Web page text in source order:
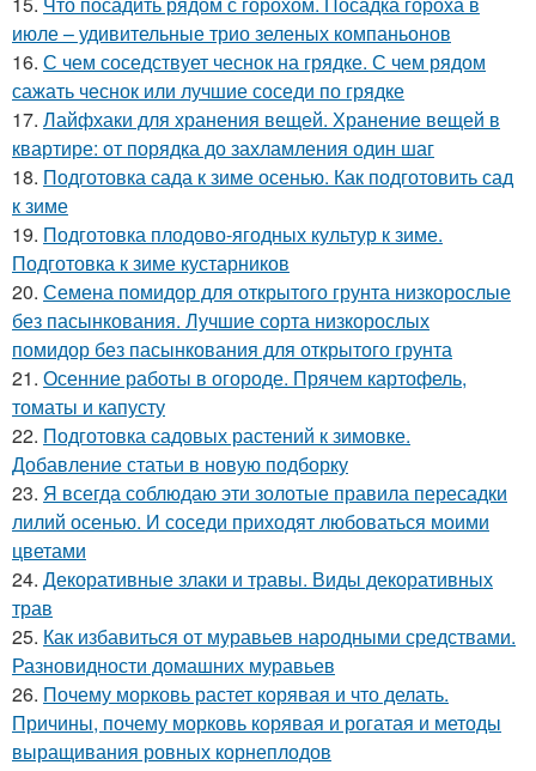
июле – удивительные трио зеленых компаньонов
16. С чем соседствует чеснок на грядке. С чем рядом
сажать чеснок или лучшие соседи по грядке
17. Лайфхаки для хранения вещей. Хранение вещей в
квартире: от порядка до захламления один шаг
18. Подготовка сада к зиме осенью. Как подготовить сад
к зиме
19. Подготовка плодово-ягодных культур к зиме.
Подготовка к зиме кустарников
20. Семена помидор для открытого грунта низкорослые
без пасынкования. Лучшие сорта низкорослых
помидор без пасынкования для открытого грунта
21. Осенние работы в огороде. Прячем картофель,
томаты и капусту
22. Подготовка садовых растений к зимовке.
Добавление статьи в новую подборку
23. Я всегда соблюдаю эти золотые правила пересадки
лилий осенью. И соседи приходят любоваться моими
цветами
24. Декоративные злаки и травы. Виды декоративных
трав
25. Как избавиться от муравьев народными средствами.
Разновидности домашних муравьев
26. Почему морковь растет корявая и что делать.
Причины, почему морковь корявая и рогатая и методы
выращивания ровных корнеплодов